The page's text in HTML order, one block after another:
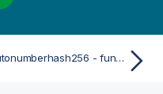
autonumberhash256 - funzione di script